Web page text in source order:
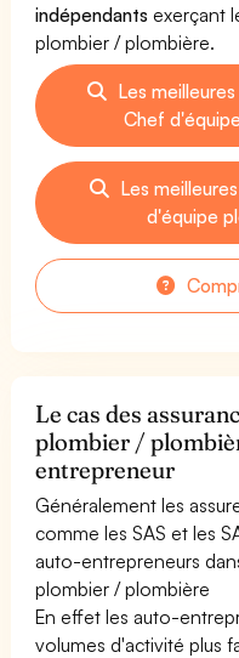
indépendants exerçant
plombier / plombière.
Les
Chef
Les
d'équipe
Le cas des
plombier /
entrepreneur
Généralement les
comme les SAS et les
auto-entrepreneurs
plombier / plombière
En effet les auto-
volumes d'activité plus